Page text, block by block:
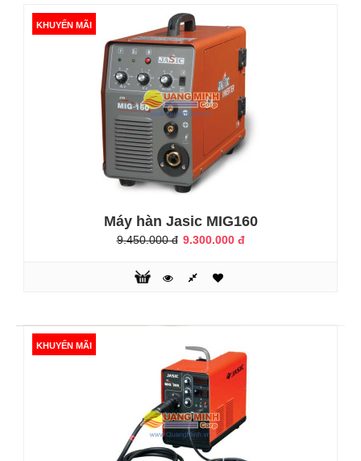
19.990.000 đ 19.800.000 đ
Máy hàn Hồng Ký HK MIG 350I Máy sử dụng được khi điện
yếu (180V-240V)- Tiết kiệm điện năng 50% - 60%- Hiển thị
dòng hàn kỹ thuật số- Hiệu suất làm việc cao. Có chế độ
bảo vệ quá nhiệt, quá tải, nguồn điện không ổn định.- Vật
liệu hàn: Sắt, Inox, Đồng, Nhôm. Thông số kỹ thuật:Điện
thế vào ± 15%: 3 pha/380VTần số: 50/60HZCông suấ đầu
KHUYẾN MÃI
Máy hàn Jasic MIG160
9.450.000 đ 9.300.000 đ
KHUYẾN MÃI